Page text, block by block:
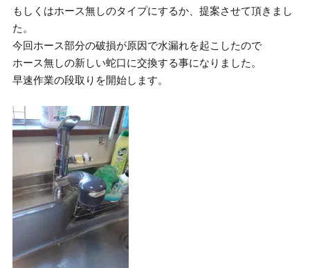
もしくはホース無しのタイプにするか、提案させて頂きまし
た。
今回ホース部分の破損が原因で水漏れを起こしたので
ホース無しの新しい蛇口に交換する事になりました。
早速作業の段取りを開始します。